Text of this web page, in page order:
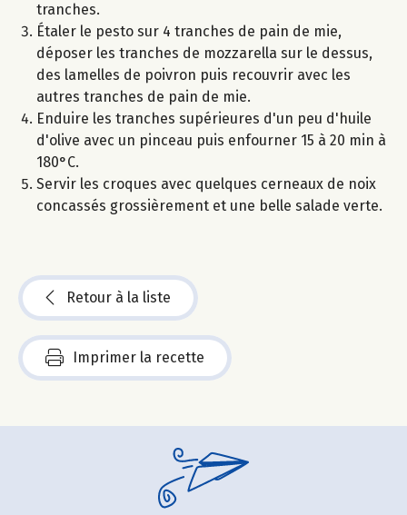
tranches.
Étaler le pesto sur 4 tranches de pain de mie,
déposer les tranches de mozzarella sur le dessus,
des lamelles de poivron puis recouvrir avec les
autres tranches de pain de mie.
Enduire les tranches supérieures d'un peu d'huile
d'olive avec un pinceau puis enfourner 15 à 20 min à
180°C.
Servir les croques avec quelques cerneaux de noix
concassés grossièrement et une belle salade verte.
Retour à la liste
Imprimer la recette